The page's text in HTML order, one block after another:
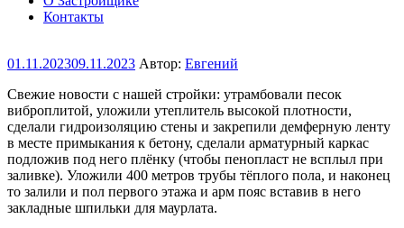
Контакты
Опубликовано
01.11.202309.11.2023 Автор: Евгений
Свежие новости с нашей стройки: утрамбовали песок
виброплитой, уложили утеплитель высокой плотности,
сделали гидроизоляцию стены и закрепили демферную ленту
в месте примыкания к бетону, сделали арматурный каркас
подложив под него плёнку (чтобы пенопласт не всплыл при
заливке). Уложили 400 метров трубы тёплого пола, и наконец
то залили и пол первого этажа и арм пояс вставив в него
закладные шпильки для маурлата.